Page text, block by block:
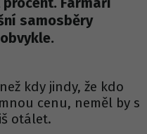
samosběry
kdy jindy, že kdo
cenu, neměl by s
otálet.